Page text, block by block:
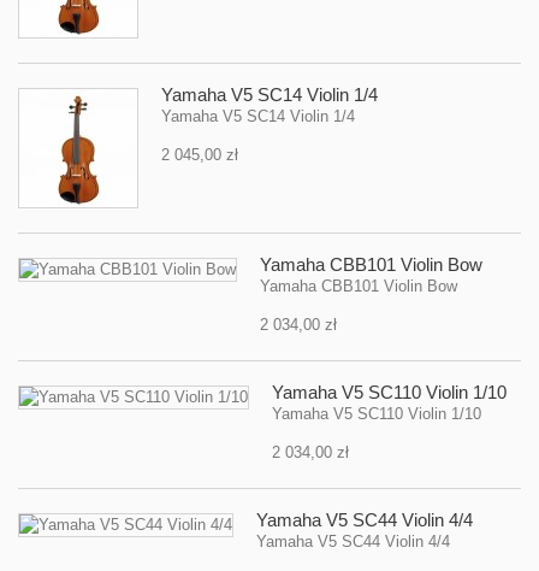
Yamaha V5 SC14 Violin 1/4
Yamaha V5 SC14 Violin 1/4
2 045,00 zł
Yamaha CBB101 Violin Bow
Yamaha CBB101 Violin Bow
2 034,00 zł
Yamaha V5 SC110 Violin 1/10
Yamaha V5 SC110 Violin 1/10
2 034,00 zł
Yamaha V5 SC44 Violin 4/4
Yamaha V5 SC44 Violin 4/4